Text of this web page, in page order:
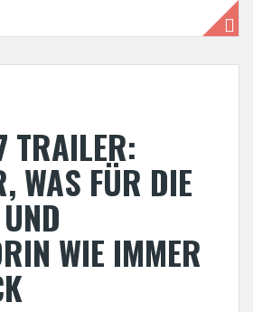
TRAILER:
WAS FÜR DIE
WIE IMMER